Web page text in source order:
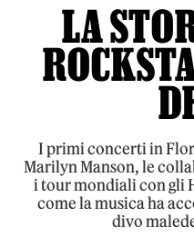
LA
I primi concerti in
Marilyn Manson, le
i tour mondiali con gli
come la musica ha
divo